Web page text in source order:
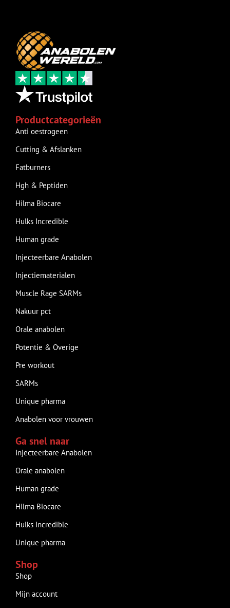
Productcategorieën
Anti oestrogeen
Cutting & Afslanken
Fatburners
Hgh & Peptiden
Hilma Biocare
Hulks Incredible
Human grade
Injecteerbare Anabolen
Injectiematerialen
Muscle Rage SARMs
Nakuur pct
Orale anabolen
Potentie & Overige
Pre workout
SARMs
Unique pharma
Anabolen voor vrouwen
Ga snel naar
Injecteerbare Anabolen
Orale anabolen
Human grade
Hilma Biocare
Hulks Incredible
Unique pharma
Shop
Shop
Mijn account